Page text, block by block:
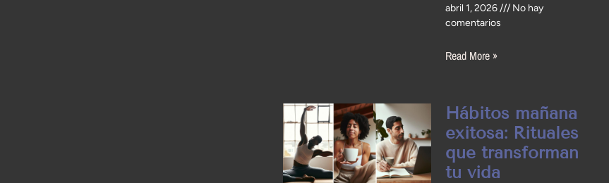
abril 1, 2026
No hay
comentarios
Read More »
Hábitos mañana
exitosa: Rituales
que transforman
tu vida